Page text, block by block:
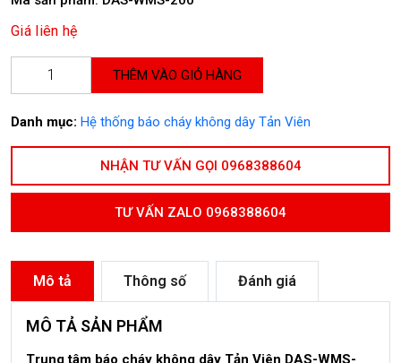
Giá liên hệ
THÊM VÀO GIỎ HÀNG
Danh mục: Hệ thống báo cháy không dây Tản Viên
NHẬN TƯ VẤN GỌI 0968388604
TƯ VẤN ZALO 0968388604
Mô tả Thông số Đánh giá
MÔ TẢ SẢN PHẨM
Trung tâm báo cháy không dây Tản Viên DAS-WMS-